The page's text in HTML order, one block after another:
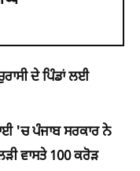
ਦੇ ਪਿੰਡਾਂ ਲਈ
'ਚ ਪੰਜਾਬ ਸਰਕਾਰ ਨੇ
ਵਾਸਤੇ 100 ਕਰੋੜ